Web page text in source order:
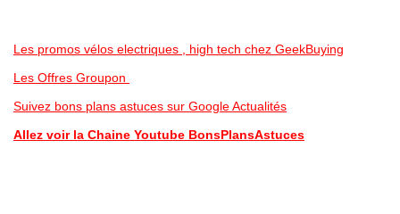
Les promos vélos electriques , high tech chez GeekBuying
Les Offres Groupon
Suivez bons plans astuces sur Google Actualités
Allez voir la Chaine Youtube BonsPlansAstuces